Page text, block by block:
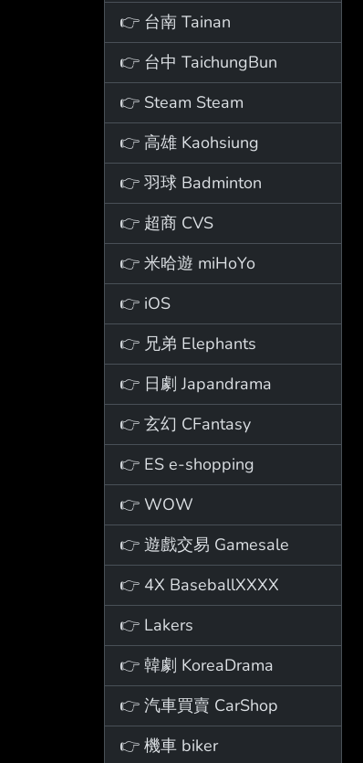
👉 台南 Tainan
👉 台中 TaichungBun
👉 Steam Steam
👉 高雄 Kaohsiung
👉 羽球 Badminton
👉 超商 CVS
👉 米哈遊 miHoYo
👉 iOS
👉 兄弟 Elephants
👉 日劇 Japandrama
👉 玄幻 CFantasy
👉 ES e-shopping
👉 WOW
👉 遊戲交易 Gamesale
👉 4X BaseballXXXX
👉 Lakers
👉 韓劇 KoreaDrama
👉 汽車買賣 CarShop
👉 機車 biker